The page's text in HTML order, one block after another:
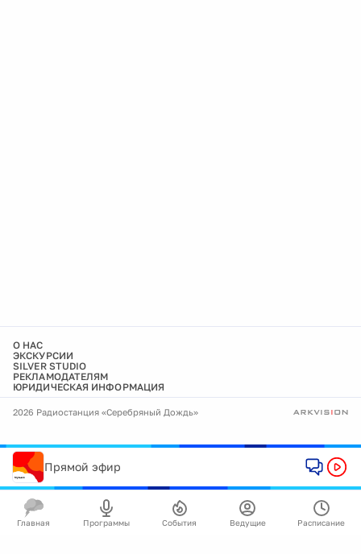
О НАС
ЭКСКУРСИИ
SILVER STUDIO
РЕКЛАМОДАТЕЛЯМ
ЮРИДИЧЕСКАЯ ИНФОРМАЦИЯ
2026 Радиостанция «Серебряный Дождь»
Прямой эфир
Главная Программы События Ведущие Расписание